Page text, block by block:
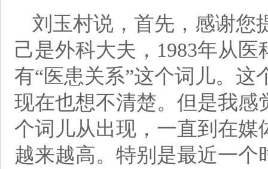
刘玉村说，首先，感谢您
己是外科大夫，1983年从
有“医患关系”这个词儿。
现在也想不清楚。但是我感
个词儿从出现，一直到在
越来越高。特别是最近一个